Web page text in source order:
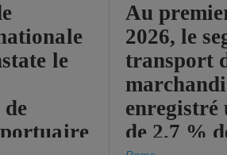
le
Au
2026, le
transport
enregistré
de 2,7 %